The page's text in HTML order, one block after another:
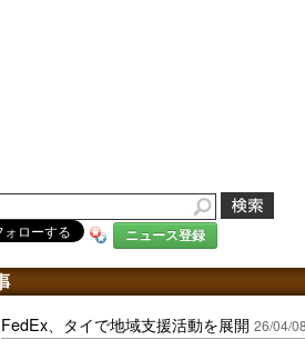
ニュース登録
FedEx、タイで地域支援活動を展開 26/04/08